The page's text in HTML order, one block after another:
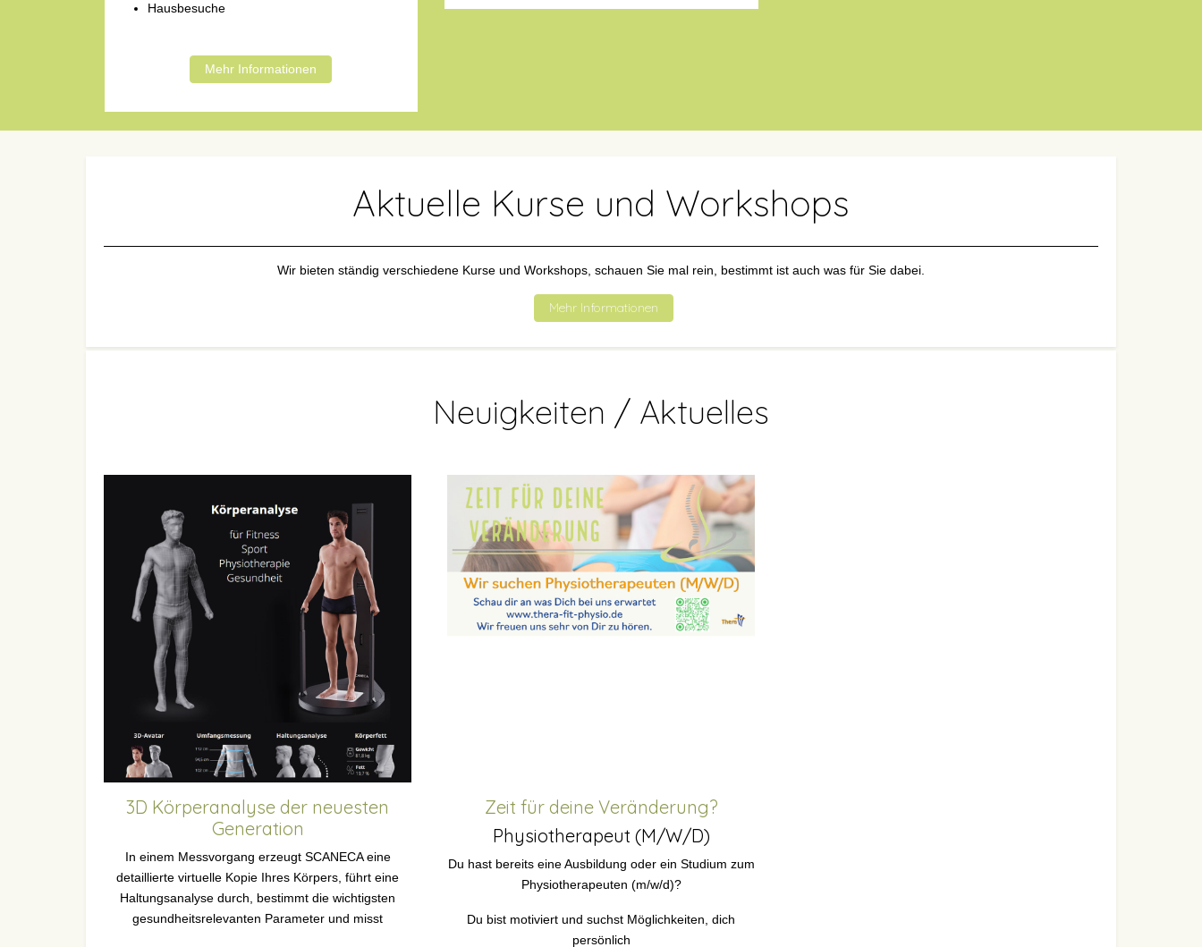
Hausbesuche
Mehr Informationen
Aktuelle Kurse und Workshops
Wir bieten ständig verschiedene Kurse und Workshops, schauen Sie mal rein, bestimmt ist auch was für Sie dabei.
Mehr Informationen
Neuigkeiten / Aktuelles
3D Körperanalyse der neuesten
Generation
In einem Messvorgang erzeugt SCANECA eine
detaillierte virtuelle Kopie Ihres Körpers, führt eine
Haltungsanalyse durch, bestimmt die wichtigsten
gesundheitsrelevanten Parameter und misst
Zeit für deine Veränderung?
Physiotherapeut (M/W/D)
Du hast bereits eine Ausbildung oder ein Studium zum
Physiotherapeuten (m/w/d)?
Du bist motiviert und suchst Möglichkeiten, dich
persönlich